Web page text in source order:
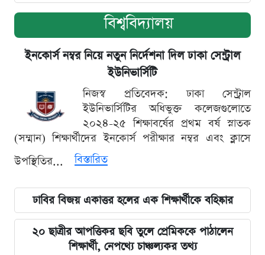
বিশ্ববিদ্যালয়
ইনকোর্স নম্বর নিয়ে নতুন নির্দেশনা দিল ঢাকা সেন্ট্রাল
ইউনিভার্সিটি
নিজস্ব প্রতিবেদক: ঢাকা সেন্ট্রাল
ইউনিভার্সিটির অধিভুক্ত কলেজগুলোতে
২০২৪-২৫ শিক্ষাবর্ষের প্রথম বর্ষ স্নাতক
(সম্মান) শিক্ষার্থীদের ইনকোর্স পরীক্ষার নম্বর এবং ক্লাসে
উপস্থিতির...
বিস্তারিত
ঢাবির বিজয় একাত্তর হলের এক শিক্ষার্থীকে বহিষ্কার
২০ ছাত্রীর আপত্তিকর ছবি তুলে প্রেমিককে পাঠালেন
শিক্ষার্থী, নেপথ্যে চাঞ্চল্যকর তথ্য